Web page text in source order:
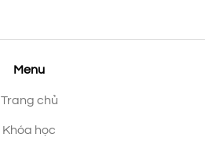
Menu
Trang chủ
Khóa học